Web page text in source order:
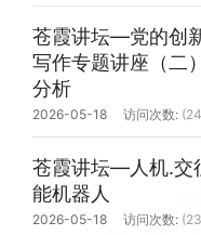
苍霞讲坛—党的创
写作专题讲座（二
分析
2026-05-18
苍霞讲坛—人机.交
能机器人
2026-05-18